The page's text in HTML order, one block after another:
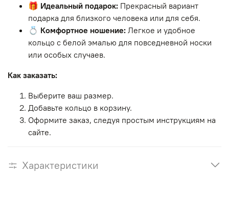
🎁 Идеальный подарок: Прекрасный вариант
подарка для близкого человека или для себя.
💍 Комфортное ношение: Легкое и удобное
кольцо с белой эмалью для повседневной носки
или особых случаев.
Как заказать:
Выберите ваш размер.
Добавьте кольцо в корзину.
Оформите заказ, следуя простым инструкциям на
сайте.
Характеристики